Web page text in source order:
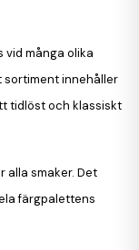
vid många olika
sortiment innehåller
tidlöst och klassiskt
alla smaker. Det
färgpalettens